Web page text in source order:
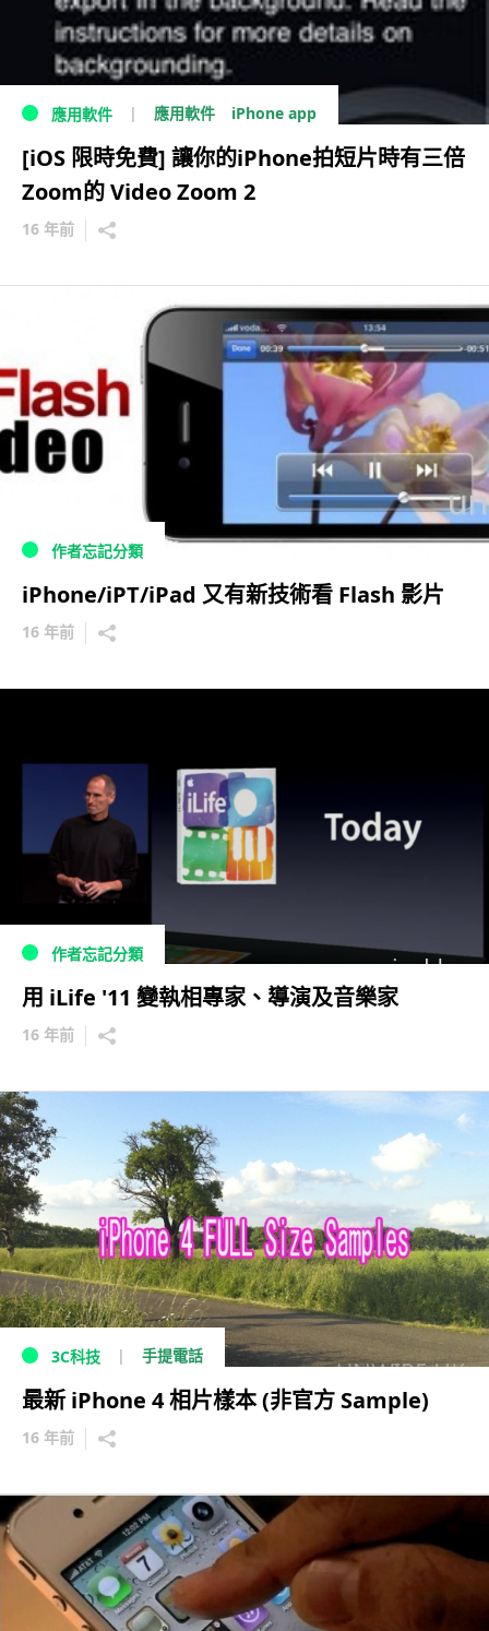
應用軟件 應用軟件 iPhone app
[iOS 限時免費] 讓你的iPhone拍短片時有三倍
Zoom的 Video Zoom 2
16 年前
作者忘記分類
iPhone/iPT/iPad 又有新技術看 Flash 影片
16 年前
作者忘記分類
用 iLife '11 變執相專家、導演及音樂家
16 年前
3C科技 手提電話
最新 iPhone 4 相片樣本 (非官方 Sample)
16 年前